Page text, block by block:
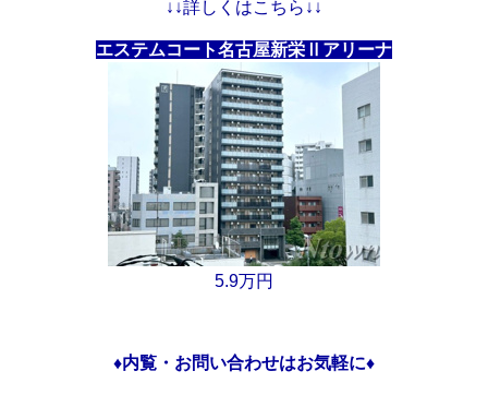
↓↓詳しくはこちら↓↓
エステムコート名古屋新栄Ⅱアリーナ
5.9万円
♦内覧・お問い合わせはお気軽に♦